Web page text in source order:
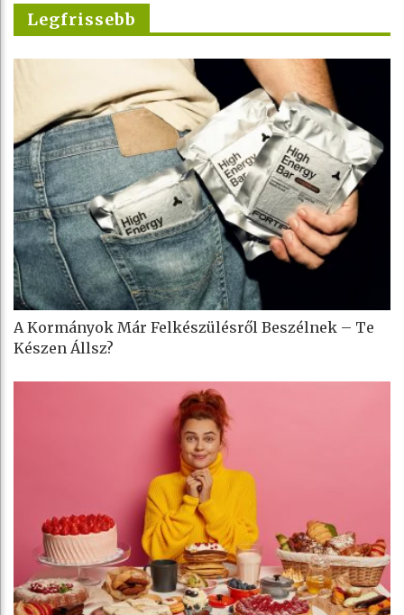
Legfrissebb
A Kormányok Már Felkészülésről Beszélnek – Te
Készen Állsz?